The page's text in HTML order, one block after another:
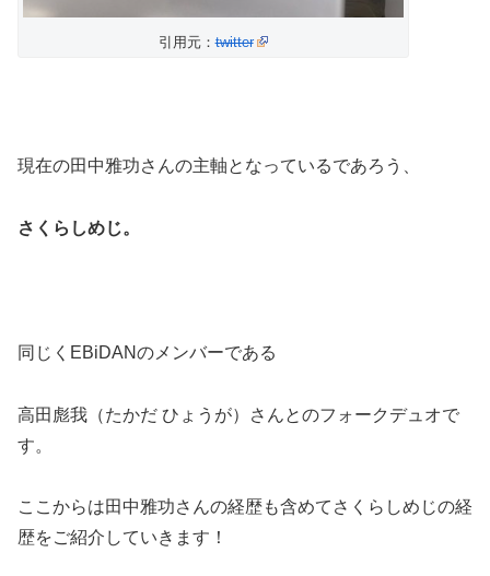
引用元：twitter
現在の田中雅功さんの主軸となっているであろう、
さくらしめじ。
同じくEBiDANのメンバーである
高田彪我（たかだ ひょうが）さんとのフォークデュオで
す。
ここからは田中雅功さんの経歴も含めてさくらしめじの経
歴をご紹介していきます！